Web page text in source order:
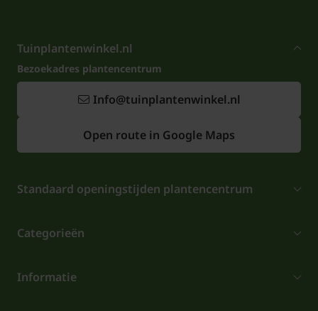
Tuinplantenwinkel.nl
Bezoekadres plantencentrum
Info@tuinplantenwinkel.nl
Open route in Google Maps
Standaard openingstijden plantencentrum
Categorieën
Informatie